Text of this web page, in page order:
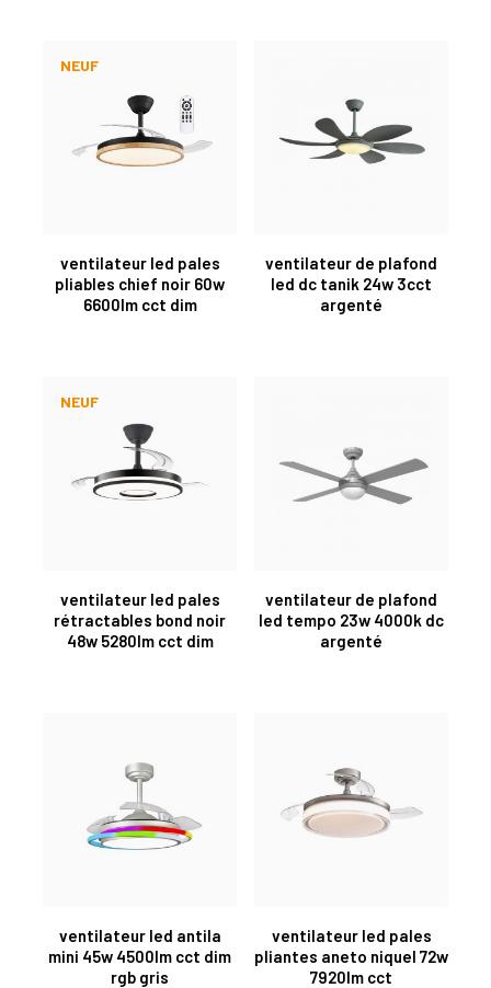
ventilateur led pales
pliables chief noir 60w
6600lm cct dim
NEUF
ventilateur de plafond
led dc tanik 24w 3cct
argenté
ventilateur led pales
rétractables bond noir
48w 5280lm cct dim
NEUF
ventilateur de plafond
led tempo 23w 4000k dc
argenté
ventilateur led antila
mini 45w 4500lm cct dim
rgb gris
ventilateur led pales
pliantes aneto niquel 72w
7920lm cct